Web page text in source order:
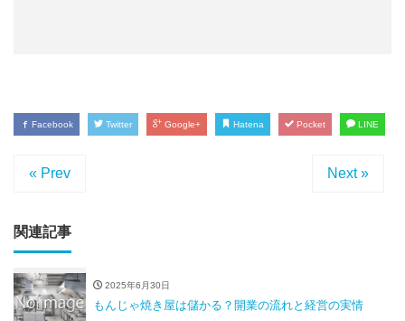
Facebook Twitter Google+ Hatena Pocket LINE
« Prev Next »
関連記事
2025年6月30日
もんじゃ焼き屋は儲かる？開業の流れと経営の実情